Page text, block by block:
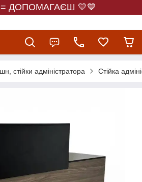
ДОПОМАГАЄШ 💛💙
стійки адміністратора Стійка